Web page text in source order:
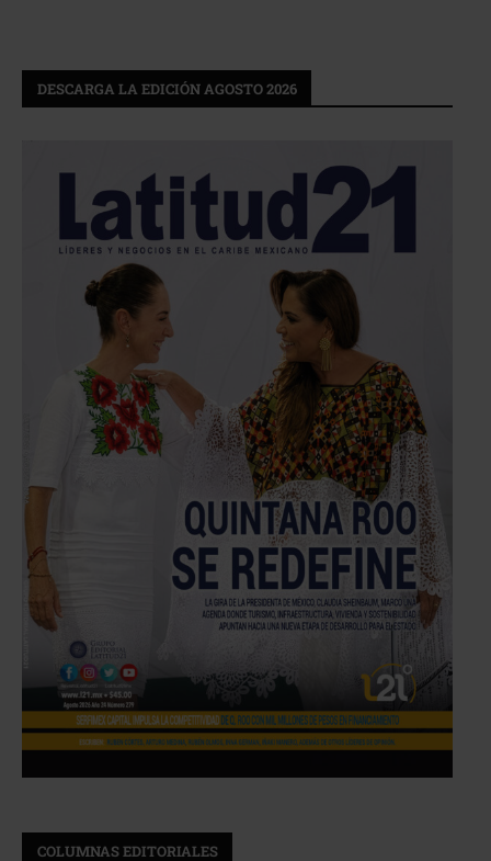
DESCARGA LA EDICIÓN AGOSTO 2026
COLUMNAS EDITORIALES